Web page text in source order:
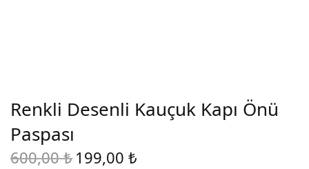
Renkli Desenli Kauçuk Kapı Önü
Paspası
600,00₺ Original
199,00₺